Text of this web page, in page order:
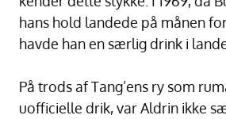
hans hold landede på månen
havde han en særlig drink i
På trods af Tang’ens ry som
uofficielle drik, var Aldrin ikke